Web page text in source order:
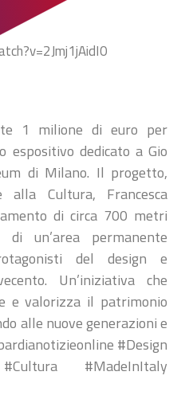
1 milione di euro per
espositivo dedicato a Gio
di Milano. Il progetto,
alla Cultura, Francesca
di circa 700 metri
un’area permanente
del design e
Un’iniziativa che
e valorizza il patrimonio
alle nuove generazioni e
#Design
#MadeInItaly